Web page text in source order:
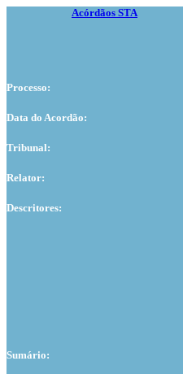
Acórdãos STA
Processo:
Data do Acordão:
Tribunal:
Relator:
Descritores:
Sumário: